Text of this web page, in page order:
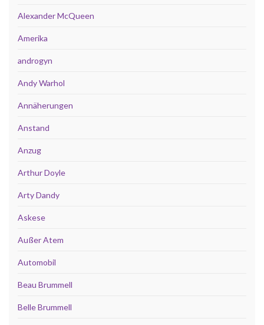
Alexander McQueen
Amerika
androgyn
Andy Warhol
Annäherungen
Anstand
Anzug
Arthur Doyle
Arty Dandy
Askese
Außer Atem
Automobil
Beau Brummell
Belle Brummell